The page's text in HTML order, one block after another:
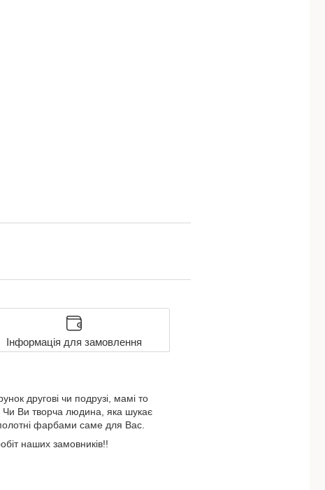
Інформація для замовлення
другові чи подрузі, мамі то
Ви творча людина, яка шукає
фарбами саме для Вас.
наших замовників!!